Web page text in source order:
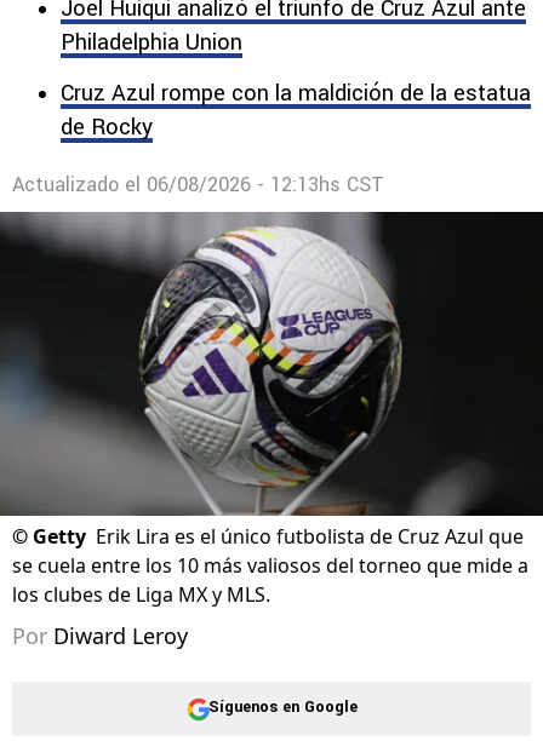
Joel Huiqui analizó el triunfo de Cruz Azul ante
Philadelphia Union
Cruz Azul rompe con la maldición de la estatua
de Rocky
Actualizado el 06/08/2026 - 12:13hs CST
© Getty Erik Lira es el único futbolista de Cruz Azul que
se cuela entre los 10 más valiosos del torneo que mide a
los clubes de Liga MX y MLS.
Por Diward Leroy
Síguenos en Google